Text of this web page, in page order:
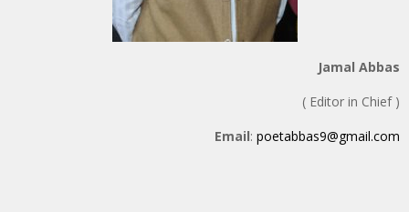
Jamal Abbas
( Editor in Chief )
Email: poetabbas9@gmail.com